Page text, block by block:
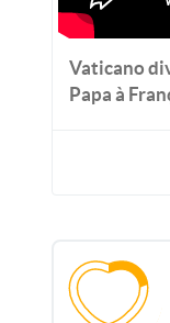
Vaticano
Papa à